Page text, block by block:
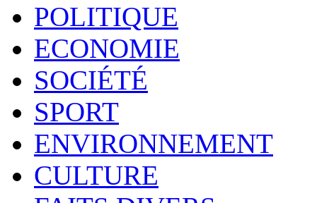
POLITIQUE
ECONOMIE
SOCIÉTÉ
SPORT
ENVIRONNEMENT
CULTURE